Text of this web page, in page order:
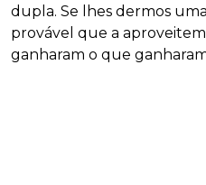
dupla. Se lhes dermos
provável que a
ganharam o que